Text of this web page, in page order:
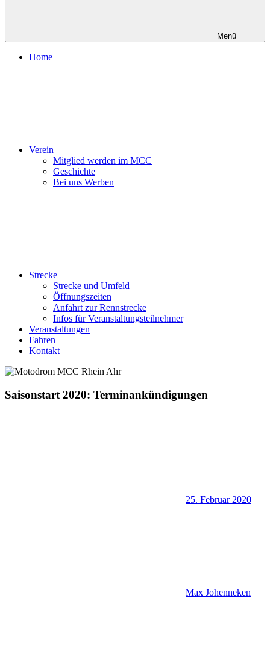
Menü
Home
Verein
Mitglied werden im MCC
Geschichte
Bei uns Werben
Strecke
Strecke und Umfeld
Öffnungszeiten
Anfahrt zur Rennstrecke
Infos für Veranstaltungsteilnehmer
Veranstaltungen
Fahren
Kontakt
Saisonstart 2020: Terminankündigungen
25. Februar 2020
Max Johenneken